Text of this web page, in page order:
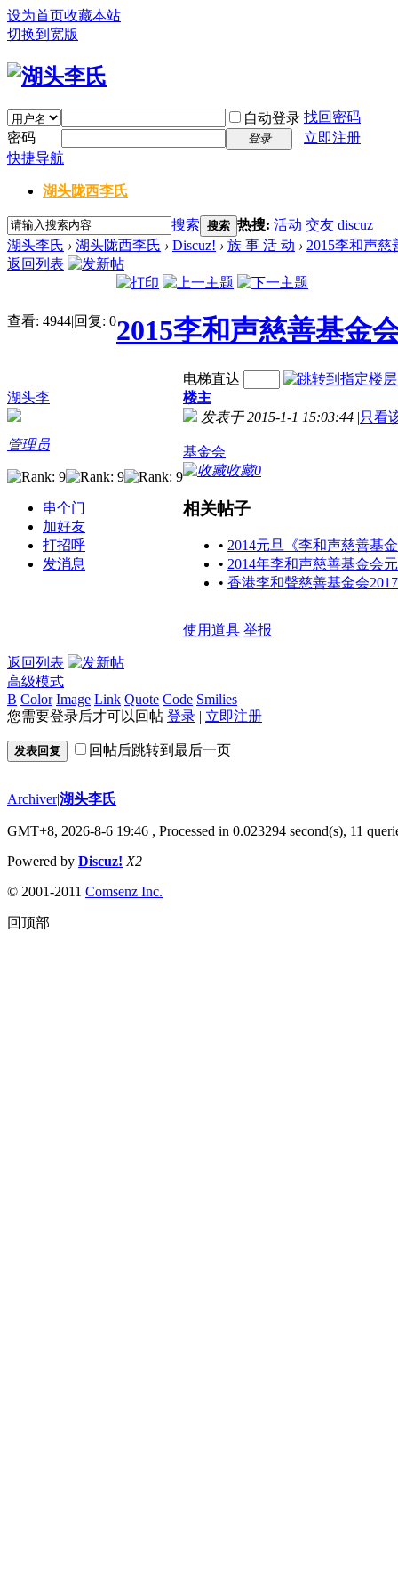
设为首页收藏本站
切换到宽版
自动登录 找回密码
密码
登录
立即注册
快捷导航
湖头陇西李氏
搜索 搜索 热搜: 活动 交友 discuz
湖头李氏 › 湖头陇西李氏 › Discuz! › 族 事 活 动 › 2015李和声
返回列表
查看: 4944|回复: 02015李和声慈善基金
湖头李
管理员
串个门
加好友
打招呼
发消息
电梯直达
楼主
发表于 2015-1-1 15:03:44 |只看
基金会
收藏0
相关帖子
• 2014元旦《李和声慈善基
• 2014年李和声慈善基金会
• 香港李和聲慈善基金会
使用道具 举报
返回列表
高级模式
B Color Image Link Quote Code Smilies
您需要登录后才可以回帖 登录 | 立即注册
发表回复 回帖后跳转到最后一页
Archiver|湖头李氏
GMT+8, 2026-8-6 19:46 , Processed in 0.023294 second(s), 11
Powered by Discuz! X2
© 2001-2011 Comsenz Inc.
回顶部